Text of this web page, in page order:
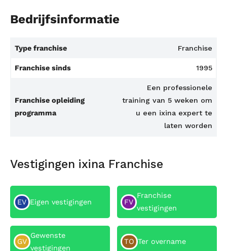
Bedrijfsinformatie
Type franchise Franchise
Franchise sinds 1995
Franchise opleiding
programma
Een professionele
training van 5 weken om
u een ixina expert te
laten worden
Vestigingen ixina Franchise
EV Eigen vestigingen FV
Franchise
vestigingen
GV
Gewenste
vestigingen
TO Ter overname